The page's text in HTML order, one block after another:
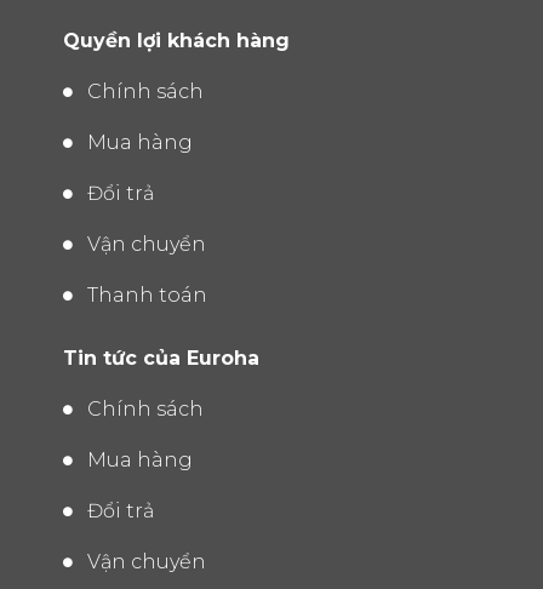
Quyền lợi khách hàng
Chính sách
Mua hàng
Đổi trả
Vận chuyển
Thanh toán
Tin tức của Euroha
Chính sách
Mua hàng
Đổi trả
Vận chuyển